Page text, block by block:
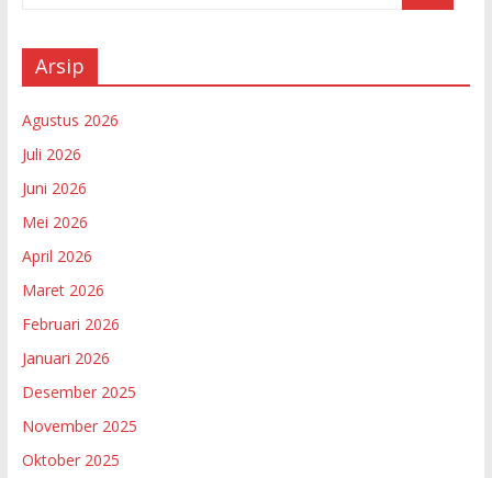
Arsip
Agustus 2026
Juli 2026
Juni 2026
Mei 2026
April 2026
Maret 2026
Februari 2026
Januari 2026
Desember 2025
November 2025
Oktober 2025